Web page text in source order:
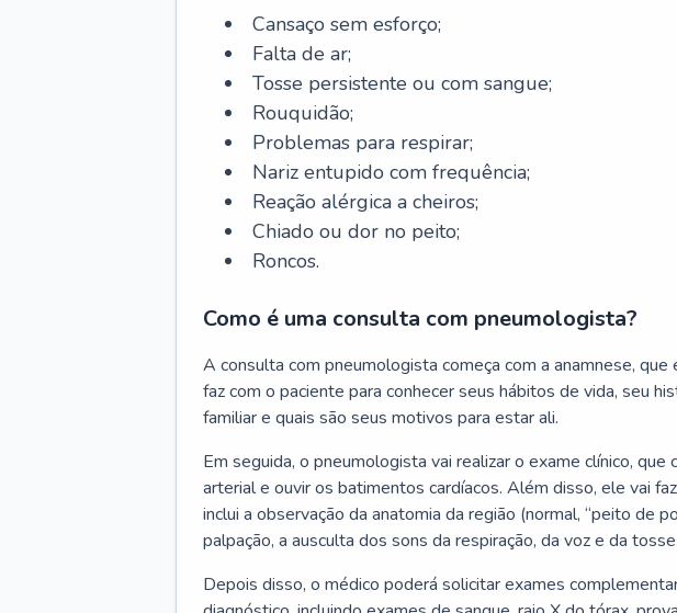
Cansaço sem esforço;
Falta de ar;
Tosse persistente ou com sangue;
Rouquidão;
Problemas para respirar;
Nariz entupido com frequência;
Reação alérgica a cheiros;
Chiado ou dor no peito;
Roncos.
Como é uma consulta com pneumologista?
A consulta com pneumologista começa com a anamnese,
faz com o paciente para conhecer seus hábitos de vida, seu
familiar e quais são seus motivos para estar ali.
Em seguida, o pneumologista vai realizar o exame clínico,
arterial e ouvir os batimentos cardíacos. Além disso, ele vai
inclui a observação da anatomia da região (normal, “peito de
palpação, a ausculta dos sons da respiração, da voz e da
Depois disso, o médico poderá solicitar exames